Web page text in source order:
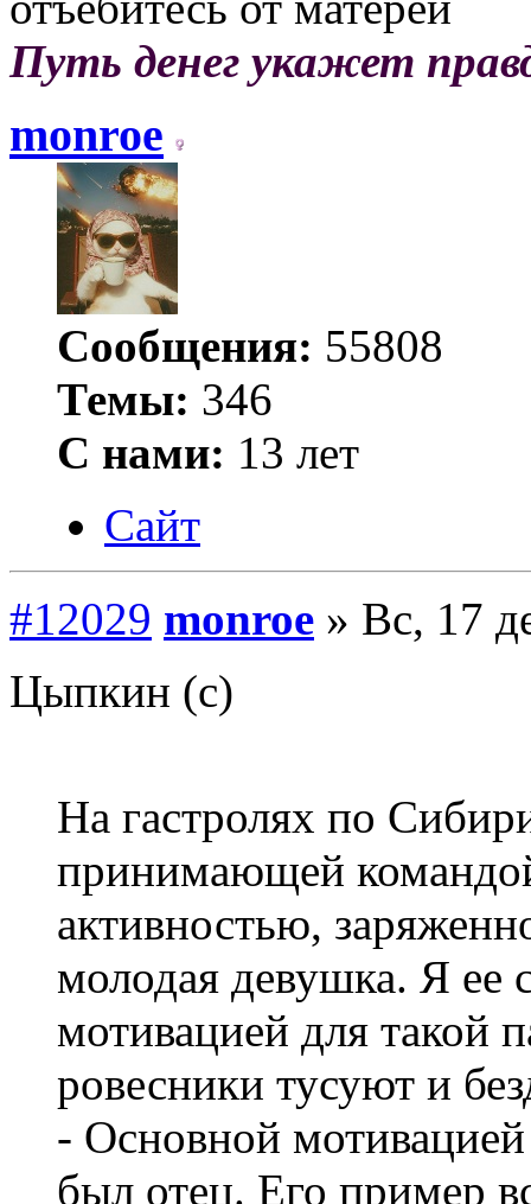
Путь денег укажет
monroe
Сообщения: 55808
Темы: 346
С нами: 13 лет
Сайт
#12029 monroe » Вс, 17
Цыпкин (с)
На гастролях по
принимающей
активностью,
молодая девушка. Я ее
мотивацией для такой
ровесники тусуют и
- Основной мотивацией
был отец. Его пример